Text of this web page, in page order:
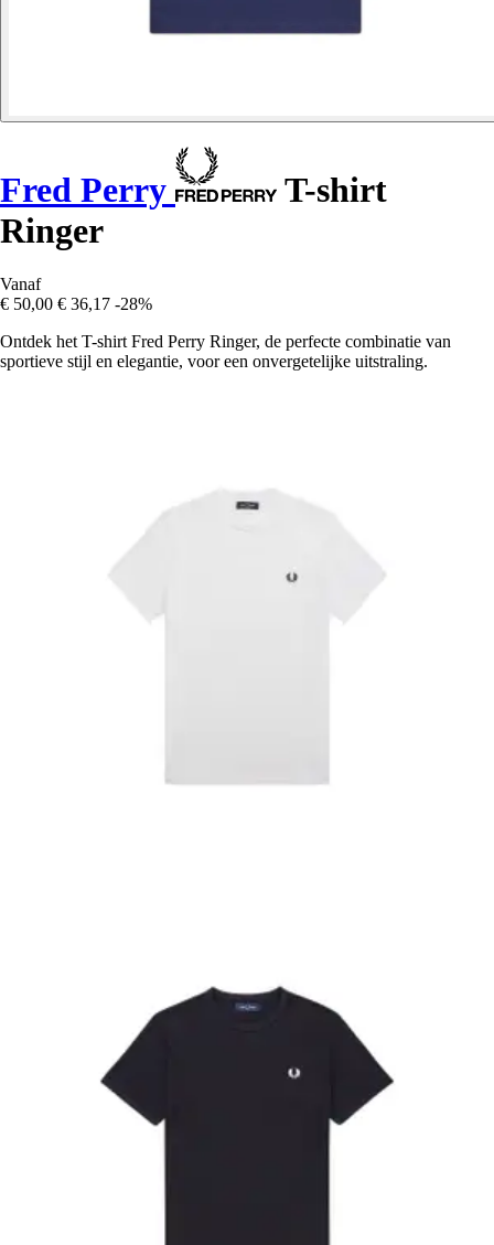
Fred Perry
T-shirt
Ringer
Vanaf
€ 50,00 € 36,17 -28%
Ontdek het T-shirt Fred Perry Ringer, de perfecte combinatie van
sportieve stijl en elegantie, voor een onvergetelijke uitstraling.